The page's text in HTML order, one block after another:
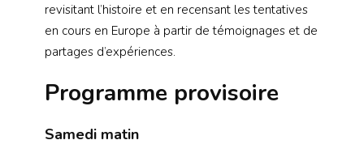
revisitant l’histoire et en recensant les tentatives
en cours en Europe à partir de témoignages et de
partages d’expériences.
Programme provisoire
Samedi matin